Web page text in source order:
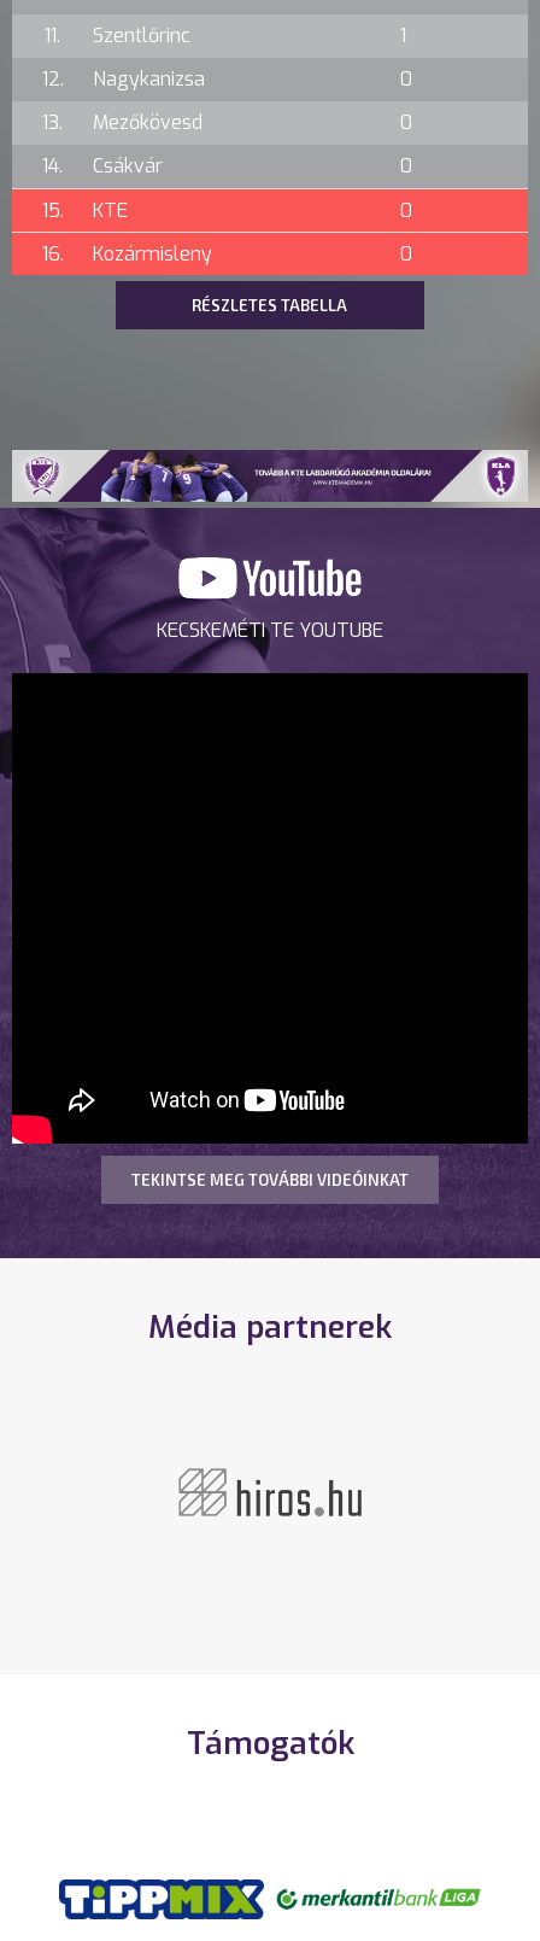
11.
Szentlőrinc
1
12.
Nagykanizsa
0
13.
Mezőkövesd
0
14.
Csákvár
0
15.
KTE
0
16.
Kozármisleny 0
RÉSZLETES TABELLA
KECSKEMÉTI TE YOUTUBE
TEKINTSE MEG TOVÁBBI VIDEÓINKAT
Média partnerek
Támogatók